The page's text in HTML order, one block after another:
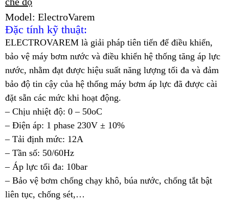
Model: ElectroVarem
Đặc tính kỹ thuật:
ELECTROVAREM là giải pháp tiên tiến để điều khiển,
bảo vệ máy bơm nước và điều khiển hệ thống tăng áp lực
nước, nhằm đạt được hiệu suất năng lượng tối đa và đảm
bảo độ tin cậy của hệ thống máy bơm áp lực đã được cài
đặt sẵn các mức khi hoạt động.
– Chịu nhiệt độ: 0 – 50oC
– Điện áp: 1 phase 230V ± 10%
– Tải định mức: 12A
– Tần số: 50/60Hz
– Áp lực tối đa: 10bar
– Bảo vệ bơm chống chạy khô, búa nước, chống tắt bật
liên tục, chống sét,…